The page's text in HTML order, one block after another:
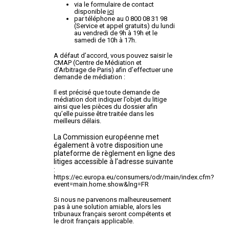
via le formulaire de contact
disponible ici
par téléphone au 0 800 08 31 98
(Service et appel gratuits) du lundi
au vendredi de 9h à 19h et le
samedi de 10h à 17h.
A défaut d’accord, vous pouvez saisir le
CMAP (Centre de Médiation et
d’Arbitrage de Paris) afin d’effectuer une
demande de médiation :
Il est précisé que toute demande de
médiation doit indiquer l’objet du litige
ainsi que les pièces du dossier afin
qu’elle puisse être traitée dans les
meilleurs délais.
La Commission européenne met
également à votre disposition une
plateforme de règlement en ligne des
litiges accessible à l’adresse suivante
:
https://ec.europa.eu/consumers/odr/main/index.cfm?
event=main.home.show&lng=FR
Si nous ne parvenons malheureusement
pas à une solution amiable, alors les
tribunaux français seront compétents et
le droit français applicable.